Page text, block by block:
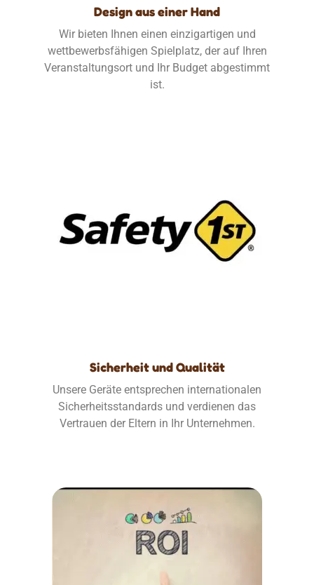
Design aus einer Hand
Wir bieten Ihnen einen einzigartigen und
wettbewerbsfähigen Spielplatz, der auf Ihren
Veranstaltungsort und Ihr Budget abgestimmt
ist.
Sicherheit und Qualität
Unsere Geräte entsprechen internationalen
Sicherheitsstandards und verdienen das
Vertrauen der Eltern in Ihr Unternehmen.